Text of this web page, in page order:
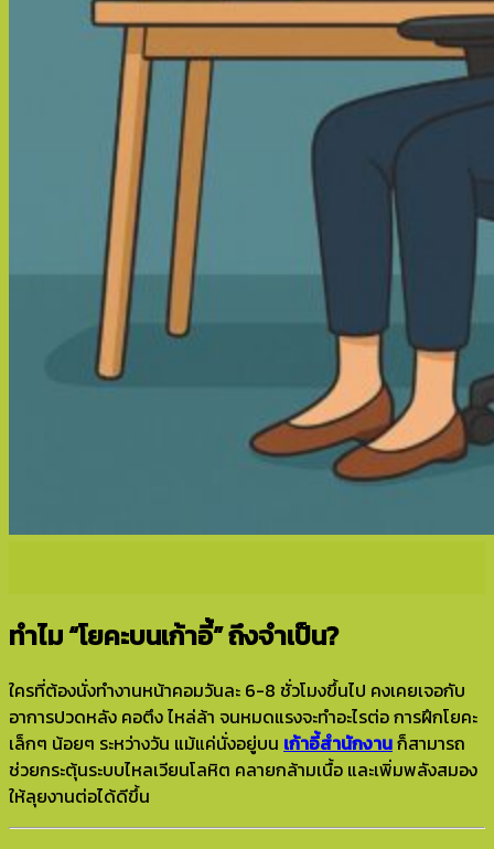
ทำไม “โยคะบนเก้าอี้” ถึงจำเป็น?
ใครที่ต้องนั่งทำงานหน้าคอมวันละ 6-8 ชั่วโมงขึ้นไป คงเคยเจอกับ
อาการปวดหลัง คอตึง ไหล่ล้า จนหมดแรงจะทำอะไรต่อ การฝึกโยคะ
เล็กๆ น้อยๆ ระหว่างวัน แม้แค่นั่งอยู่บน เก้าอี้สำนักงานก็สามารถ
ช่วยกระตุ้นระบบไหลเวียนโลหิต คลายกล้ามเนื้อ และเพิ่มพลังสมอง
ให้ลุยงานต่อได้ดีขึ้น